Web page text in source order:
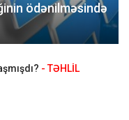
ödənilməsində
- TƏHLİL